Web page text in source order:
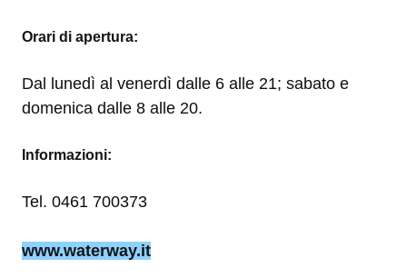
Orari di apertura:
Dal lunedì al venerdì dalle 6 alle 21; sabato e
domenica dalle 8 alle 20.
Informazioni:
Tel. 0461 700373
www.waterway.it